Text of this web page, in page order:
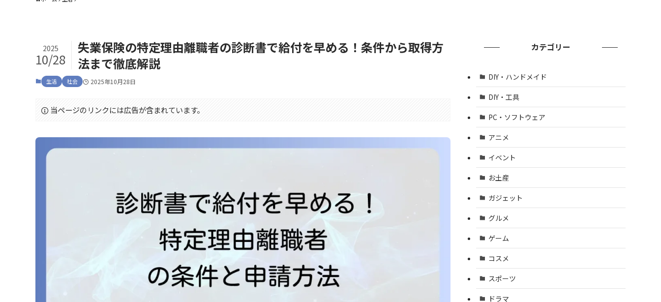
失業保険の特定理由離職者の診断書で給付を早める！条件から取得方
法まで徹底解説
2025
10/28
生活 社会 2025年10月28日
当ページのリンクには広告が含まれています。
カテゴリー
DIY・ハンドメイド
DIY・工具
PC・ソフトウェア
アニメ
イベント
お土産
ガジェット
グルメ
ゲーム
コスメ
スポーツ
ドラマ